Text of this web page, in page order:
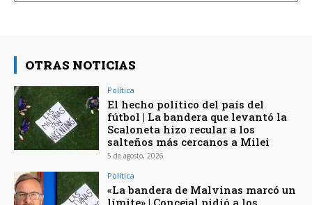
OTRAS NOTICIAS
Política
El hecho político del país del
fútbol | La bandera que levantó la
Scaloneta hizo recular a los
salteños más cercanos a Milei
5 de agosto, 2026
Política
«La bandera de Malvinas marcó un